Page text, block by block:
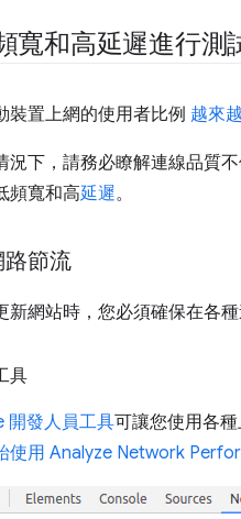
寬和高延遲進行測
裝置上網的使用者比例 越來
況下，請務必瞭解連線品質
頻寬和高延遲。
節流
新網站時，您必須確保在各
具
開發人員工具可讓您使用各
使用 Analyze Network